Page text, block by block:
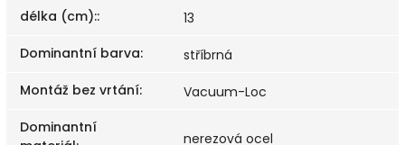
délka (cm)::
13
Dominantní barva:
stříbrná
Montáž bez vrtání:
Vacuum-Loc
Dominantní
nerezová ocel